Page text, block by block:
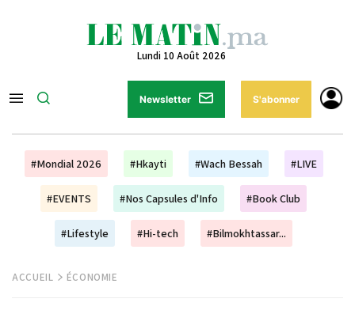
Lundi 10 Août 2026
Newsletter S'abonner
#Mondial 2026 #Hkayti #Wach Bessah #LIVE
#EVENTS #Nos Capsules d'Info #Book Club
#Lifestyle #Hi-tech #Bilmokhtassar...
ACCUEIL ÉCONOMIE